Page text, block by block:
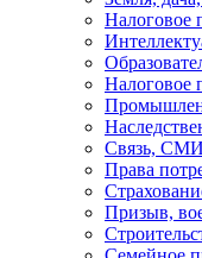
Налоговое
Налоговое
Связь,
Права
Призыв,